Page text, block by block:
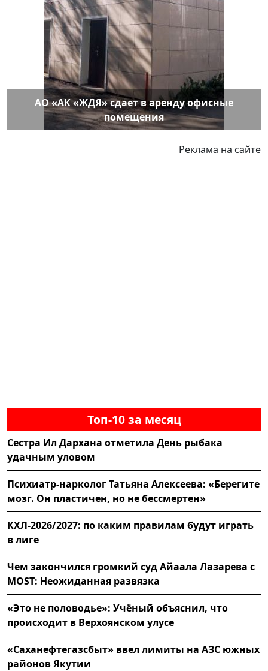
АО «АК «ЖДЯ» сдает в аренду офисные
помещения
Реклама на сайте
Топ-10 за месяц
Сестра Ил Дархана отметила День рыбака
удачным уловом
Психиатр-нарколог Татьяна Алексеева: «Берегите
мозг. Он пластичен, но не бессмертен»
КХЛ-2026/2027: по каким правилам будут играть
в лиге
Чем закончился громкий суд Айаала Лазарева с
MOST: Неожиданная развязка
«Это не половодье»: Учёный объяснил, что
происходит в Верхоянском улусе
«Саханефтегазсбыт» ввел лимиты на АЗС южных
районов Якутии